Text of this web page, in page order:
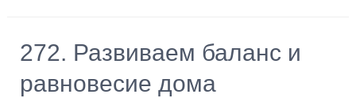
272. Развиваем баланс и
равновесие дома